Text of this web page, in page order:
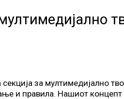
за мултимедијално
и правила. Нашиот